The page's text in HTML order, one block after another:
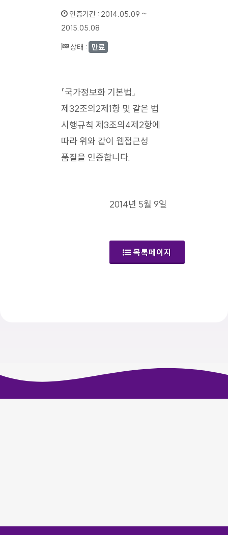
인증기간 : 2014.05.09 ~
2015.05.08
상태 : 만료
「국가정보화 기본법」
제32조의2제1항 및 같은 법
시행규칙 제3조의4제2항에
따라 위와 같이 웹접근성
품질을 인증합니다.
2014년 5월 9일
목록페이지